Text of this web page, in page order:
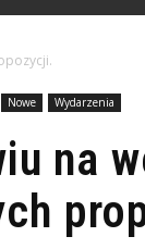
Nowe Wydarzenia
na